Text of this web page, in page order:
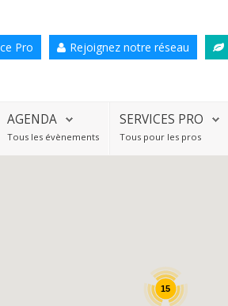
Pro Rejoignez notre réseau
AGENDA
Tous les évènements
SERVICES PRO
Tous pour les pros
15